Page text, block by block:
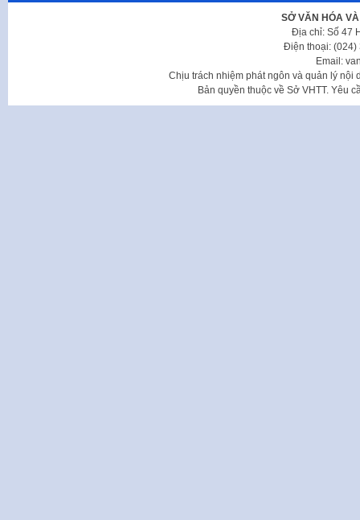
SỞ VĂN HÓA
Địa chỉ: Số 47
Điện thoại: (024)
Email:
Chịu trách nhiệm phát ngôn và quản lý nội
Bản quyền thuộc về Sở VHTT. Yêu